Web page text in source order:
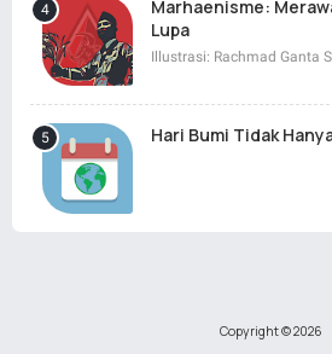
Marhaenisme:
Lupa
Illustrasi: Rachmad Ganta
Hari Bumi Tidak
Copyright ©2026